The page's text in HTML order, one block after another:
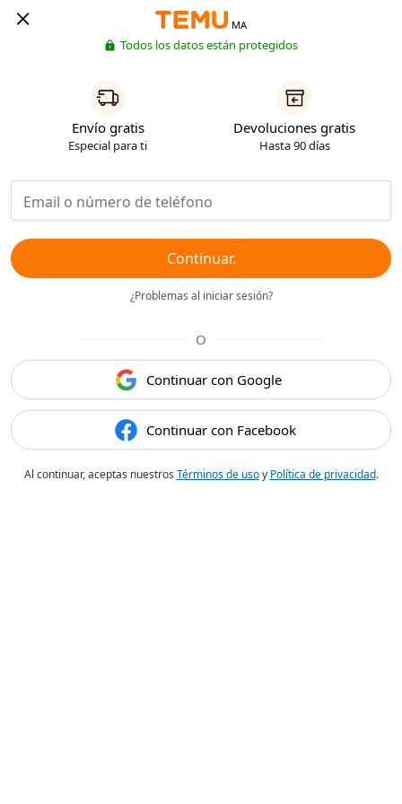
MA
Todos los datos están protegidos
Envío gratis
Especial para ti
Devoluciones gratis
Hasta 90 días
Continuar.
¿Problemas al iniciar sesión?
O
Continuar con Google
Continuar con Facebook
Al continuar, aceptas nuestros Términos de usoy Política de privacidad.